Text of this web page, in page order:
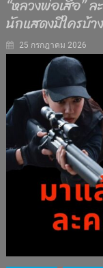
“หลวงพ่อเสือ”
นักแสดงมีใครบ้าง
25 กรกฎาคม 2026